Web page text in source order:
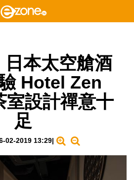
日本太空艙酒
Hotel Zen
設計禪意十
足
02-2019 13:29|